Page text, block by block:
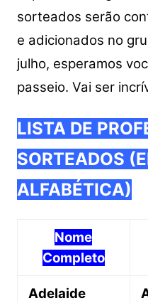
sorteados serão
e adicionados no
julho, esperamos
passeio. Vai ser
LISTA DE
SORTEADOS
ALFABÉTICA)
Nome
Completo
Adelaide